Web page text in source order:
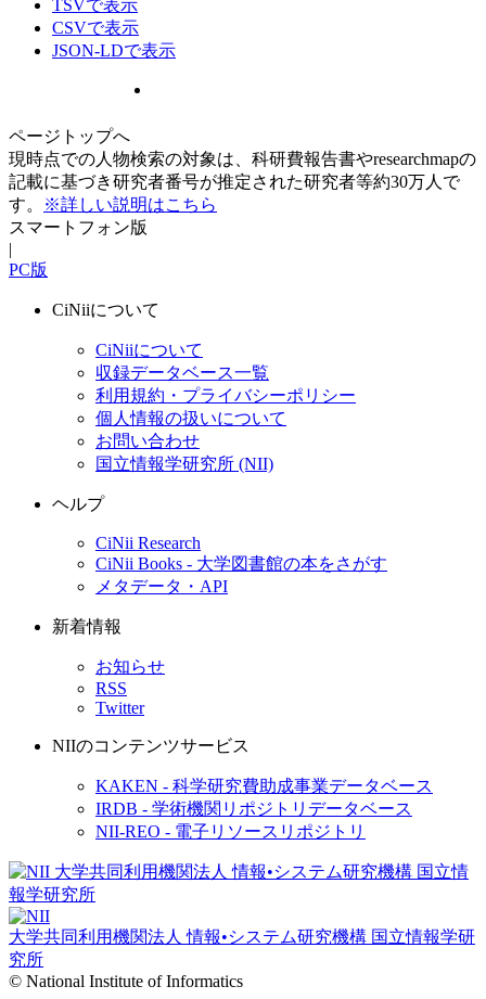
TSVで表示
CSVで表示
JSON-LDで表示
ページトップへ
現時点での人物検索の対象は、科研費報告書やresearchmapの
記載に基づき研究者番号が推定された研究者等約30万人で
す。
※詳しい説明はこちら
スマートフォン版
|
PC版
CiNiiについて
CiNiiについて
収録データベース一覧
利用規約・プライバシーポリシー
個人情報の扱いについて
お問い合わせ
国立情報学研究所 (NII)
ヘルプ
CiNii Research
CiNii Books - 大学図書館の本をさがす
メタデータ・API
新着情報
お知らせ
RSS
Twitter
NIIのコンテンツサービス
KAKEN - 科学研究費助成事業データベース
IRDB - 学術機関リポジトリデータベース
NII-REO - 電子リソースリポジトリ
大学共同利用機関法人 情報•システム研究機構 国立情報学研
究所
© National Institute of Informatics